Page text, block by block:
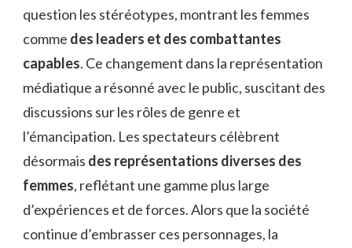
question les stéréotypes, montrant les femmes
comme des leaders et des combattantes
capables. Ce changement dans la représentation
médiatique a résonné avec le public, suscitant des
discussions sur les rôles de genre et
l’émancipation. Les spectateurs célèbrent
désormais des représentations diverses des
femmes, reflétant une gamme plus large
d’expériences et de forces. Alors que la société
continue d’embrasser ces personnages, la